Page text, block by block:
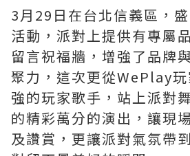
3月29日在台北信義區，
活動，派對上提供有專屬
留言祝福牆，增強了品牌
聚力，這次更從WePlay
強的玩家歌手，站上派對
的精彩萬分的演出，讓現
及讚賞，更讓派對氣氛帶